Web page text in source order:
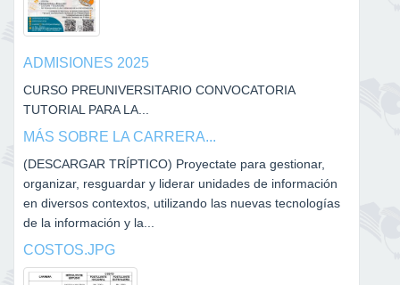
ADMISIONES 2025
CURSO PREUNIVERSITARIO CONVOCATORIA
TUTORIAL PARA LA...
MÁS SOBRE LA CARRERA...
(DESCARGAR TRÍPTICO) Proyectate para gestionar,
organizar, resguardar y liderar unidades de información
en diversos contextos, utilizando las nuevas tecnologías
de la información y la...
COSTOS.JPG